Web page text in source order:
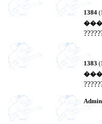
1384
1383
Admin